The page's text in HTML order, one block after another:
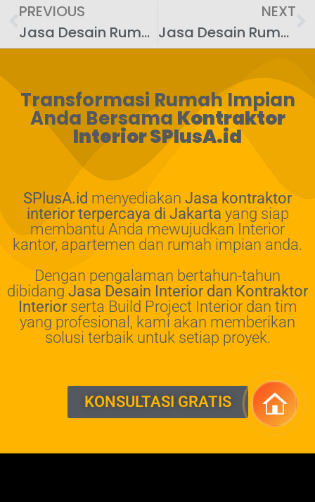
PREVIOUS
Jasa Desain Rumah Minimalis 2 Lantai Jakarta: Memaksimalkan Ruang dan Fungsi Hunian Anda
NEXT
Jasa Desain Rumah Minimalis Type 45 Jakarta: Wujudkan Hunian Nyaman dan Fungsional
Transformasi Rumah Impian
Anda Bersama Kontraktor
Interior SPlusA.id
SPlusA.id menyediakan Jasa kontraktor
interior terpercaya di Jakarta yang siap
membantu Anda mewujudkan Interior
kantor, apartemen dan rumah impian anda.
Dengan pengalaman bertahun-tahun
dibidang Jasa Desain Interior dan Kontraktor
Interiorserta Build Project Interior dan tim
yang profesional, kami akan memberikan
solusi terbaik untuk setiap proyek.
KONSULTASI GRATIS